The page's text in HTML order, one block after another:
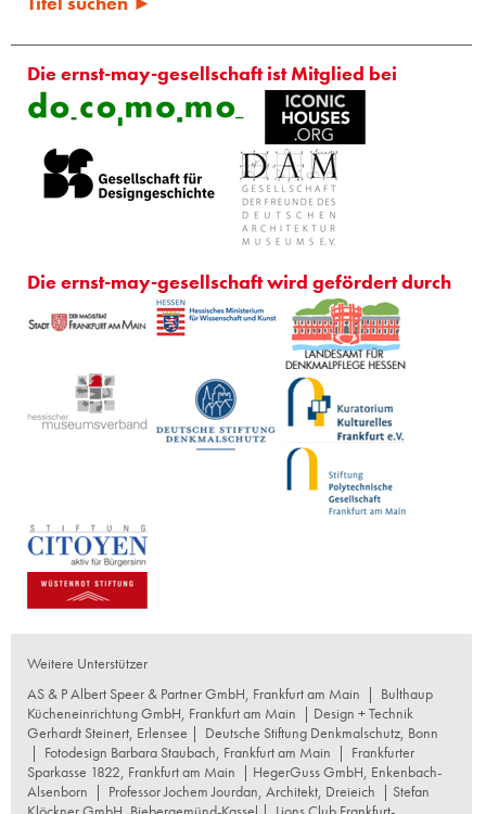
Die ernst-may-gesellschaft ist Mitglied bei
Die ernst-may-gesellschaft wird gefördert durch
Weitere Unterstützer
AS & P Albert Speer & Partner GmbH, Frankfurt am Main | Bulthaup
Kücheneinrichtung GmbH, Frankfurt am Main | Design + Technik
Gerhardt Steinert, Erlensee | Deutsche Stiftung Denkmalschutz, Bonn
| Fotodesign Barbara Staubach, Frankfurt am Main | Frankfurter
Sparkasse 1822, Frankfurt am Main | HegerGuss GmbH, Enkenbach-
Alsenborn | Professor Jochem Jourdan, Architekt, Dreieich | Stefan